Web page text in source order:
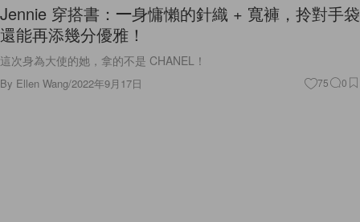
Jennie 穿搭書：一身慵懶的針織 + 寬褲，拎對手袋
還能再添幾分優雅！
這次身為大使的她，拿的不是 CHANEL！
By Ellen Wang/2022年9月17日 75 0